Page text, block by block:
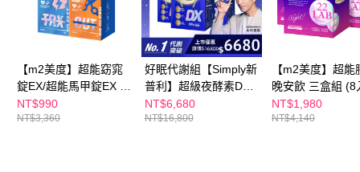
１．透過由恩沛科技股份有限公司提供之「AFTEE先享後付」服務完成之交
易，需依本服務之必要範圍內提供個人資料，並將交易相關給付款項請求債
權轉讓予恩沛科技股份有限公司。
２．關於個人資料處理事宜，請瀏覽以下網址：
https://aftee.tw/terms/#terms3
３．未成年的使用者請事先徵得法定代理人或監護人之同意方可使用
「AFTEE先享後付」，若未經同意申辦者引起之損失，本公司不負相關責
任。
４．使用「AFTEE先享後付」時，將依據個別帳號之用戶狀況，依本公司即
每筆NT$100，滿NT$600(含以上)免運費
付款後7-11取貨
每筆NT$100，滿NT$600(含以上)免運費
宅配
每筆NT$100，滿NT$600(含以上)免運費
【m2美度】超能窈窕
錠EX/超能馬甲錠EX 買
1送1組(30錠/任選2盒)
NT$990
NT$3,360
好眠代謝組【Simply新
普利】超級夜酵素DX
100錠/盒x3盒 木村拓
哉 代言(日韓雙GABA
NT$6,680
NT$16,800
【m2美度】超能
晚安飲 三盒組 (8
NT$1,980
NT$4,140